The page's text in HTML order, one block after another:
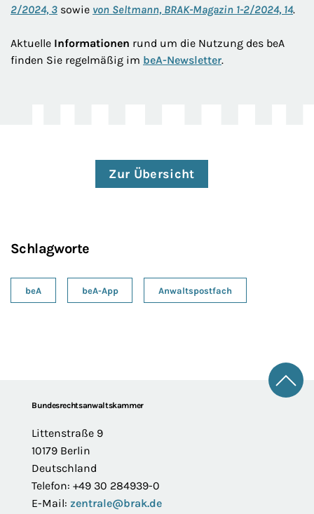
2/2024, 3 sowie von Seltmann, BRAK-Magazin 1-2/2024, 14.
Aktuelle Informationen rund um die Nutzung des beA
finden Sie regelmäßig im beA-Newsletter.
Zur Übersicht
Schlagworte
beA beA-App Anwaltspostfach
FooterBundesrechtsanwaltskammer
Littenstraße 9
10179 Berlin
Deutschland
Telefon: +49 30 284939-0
E-Mail: zentrale@brak.de